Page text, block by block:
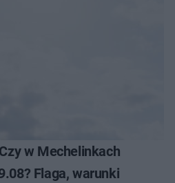
w Mechelinkach
Flaga, warunki